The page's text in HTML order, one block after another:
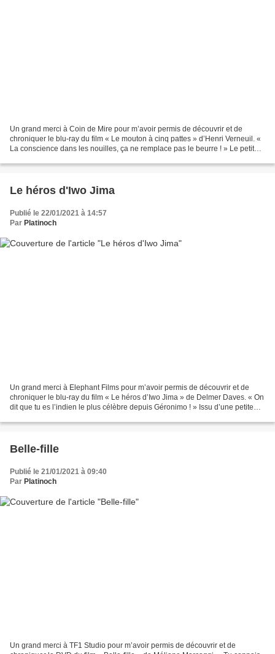
Un grand merci à Coin de Mire pour m’avoir permis de découvrir et de
chroniquer le blu-ray du film « Le mouton à cinq pattes » d’Henri Verneuil. «
La conscience dans les nouilles, ça ne remplace pas le beurre ! » Le petit
Le héros d'Iwo Jima
Publié le 22/01/2021 à 14:57
Par Platinoch
Un grand merci à Elephant Films pour m’avoir permis de découvrir et de
chroniquer le blu-ray du film « Le héros d’Iwo Jima » de Delmer Daves. « On
dit que tu es l’indien le plus célèbre depuis Géronimo ! » Issu d’une petite
Belle-fille
Publié le 21/01/2021 à 09:40
Par Platinoch
Un grand merci à TF1 Studio pour m’avoir permis de découvrir et de